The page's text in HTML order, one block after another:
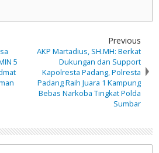
5
Previous
AKP Martadius, SH.MH: Berkat
Dukungan dan Support
Kapolresta Padang, Polresta
Padang Raih Juara 1 Kampung
Bebas Narkoba Tingkat Polda
Sumbar